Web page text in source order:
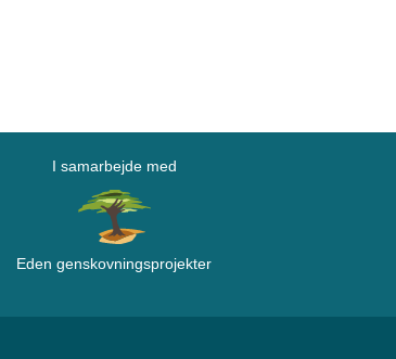
I samarbejde med
Eden genskovningsprojekter